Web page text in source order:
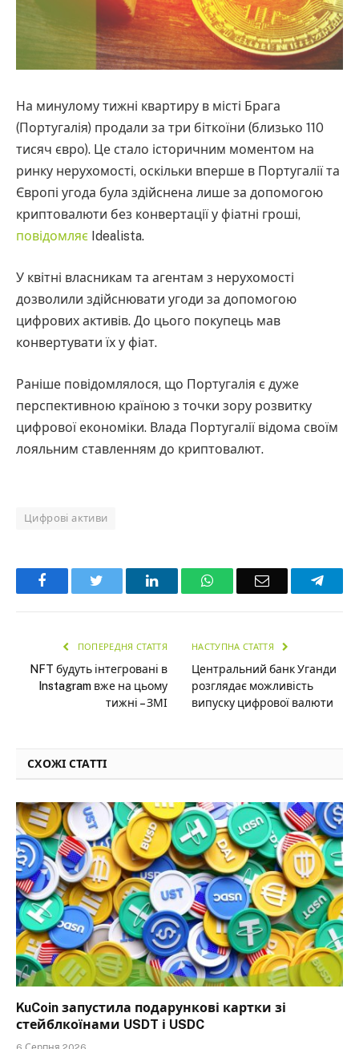
На минулому тижні квартиру в місті Брага
(Португалія) продали за три біткоїни (близько 110
тисяч євро). Це стало історичним моментом на
ринку нерухомості, оскільки вперше в Португалії та
Європі угода була здійснена лише за допомогою
криптовалюти без конвертації у фіатні гроші,
повідомляє Idealista.
У квітні власникам та агентам з нерухомості
дозволили здійснювати угоди за допомогою
цифрових активів. До цього покупець мав
конвертувати їх у фіат.
Раніше повідомлялося, що Португалія є дуже
перспективною країною з точки зору розвитку
цифрової економіки. Влада Португалії відома своїм
лояльним ставленням до криптовалют.
Цифрові активи
Facebook LinkedInWhatsAppEmail
ПОПЕРЕДНЯ СТАТТЯ
NFT будуть інтегровані в
Instagram вже на цьому
тижні – ЗМІ
НАСТУПНА СТАТТЯ
Центральний банк Уганди
розглядає можливість
випуску цифрової валюти
СХОЖІ СТАТТІ
KuCoin запустила подарункові картки зі
стейблкоїнами USDT і USDC